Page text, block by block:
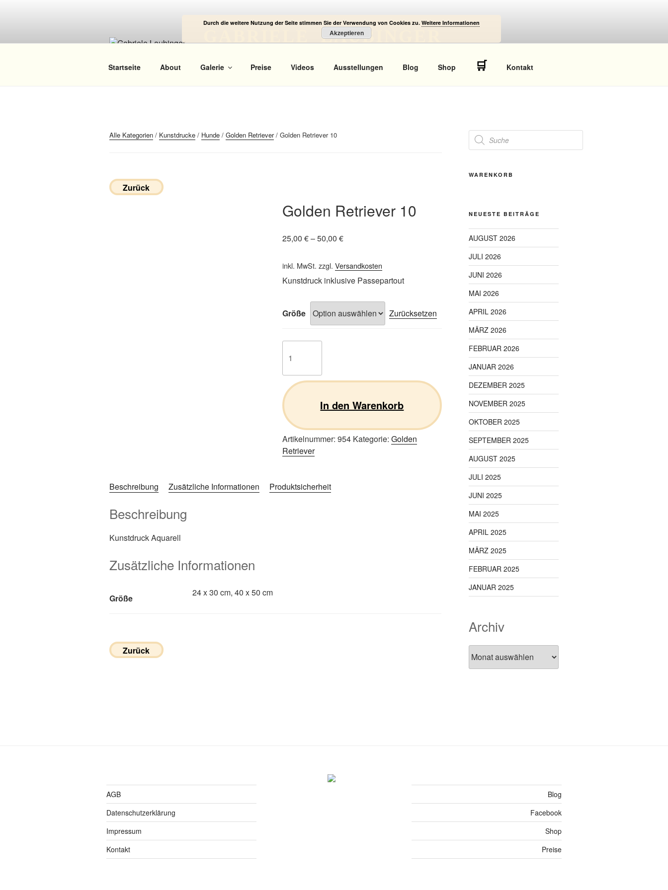
GABRIELE LAUBINGER
Startseite About Galerie Preise Videos Ausstellungen Blog Shop 🛒 Kontakt
Alle Kategorien / Kunstdrucke / Hunde / Golden Retriever/ Golden Retriever 10
Zurück
Golden Retriever 10
25,00 €–50,00 €
inkl. MwSt. zzgl. Versandkosten
Kunstdruck inklusive Passepartout
Größe Zurücksetzen
Retriever
Menge
In den Warenkorb
Artikelnummer: 954 Kategorie: Golden
Retriever
Beschreibung Zusätzliche Informationen Produktsicherheit
Beschreibung
Kunstdruck Aquarell
Zusätzliche Informationen
Größe
24 x 30 cm, 40 x 50 cm
Zurück
Products
search
WARENKORB
NEUESTE BEITRÄGE
AUGUST 2026
JULI 2026
JUNI 2026
MAI 2026
APRIL 2026
MÄRZ 2026
FEBRUAR 2026
JANUAR 2026
DEZEMBER 2025
NOVEMBER 2025
OKTOBER 2025
SEPTEMBER 2025
AUGUST 2025
JULI 2025
JUNI 2025
MAI 2025
APRIL 2025
MÄRZ 2025
FEBRUAR 2025
JANUAR 2025
Archiv
AGB
Datenschutzerklärung
Impressum
Kontakt
Blog
Facebook
Shop
Preise
Durch die weitere Nutzung der Seite stimmen Sie der Verwendung von Cookies zu. Weitere Informationen
Akzeptieren